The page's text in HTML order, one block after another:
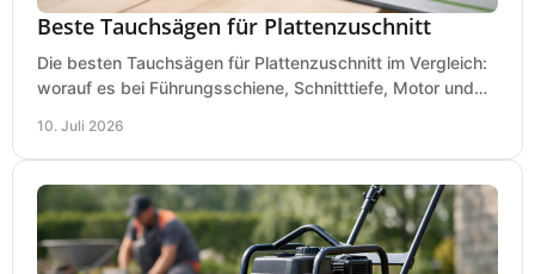
Beste Tauchsägen für Plattenzuschnitt
Die besten Tauchsägen für Plattenzuschnitt im Vergleich:
worauf es bei Führungsschiene, Schnitttiefe, Motor und
10. Juli 2026